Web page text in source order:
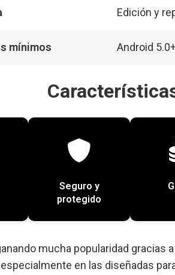
Edición y
mínimos Android
Seguro y
protegido
mucha popularidad gracias
en las diseñadas